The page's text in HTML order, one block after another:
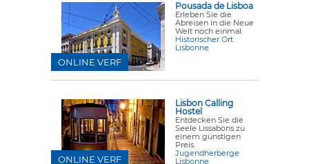
Pousada de Lisboa
Erleben Sie die
Abreisen in die Neue
Welt noch einmal.
Historischer Ort
Lisbonne
ONLINE VERF
Lisbon Calling
Hostel
Entdecken Sie die
Seele Lissabons zu
einem günstigen
Preis.
Jugendherberge
Lisbonne
ONLINE VERF